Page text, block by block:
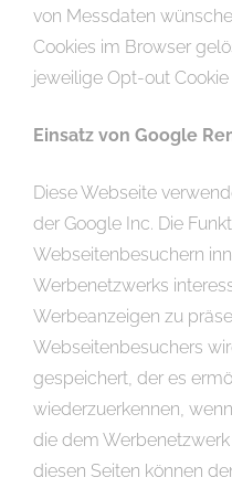
von Messdaten
Cookies im Browser
jeweilige Opt-out
Einsatz von Google
Diese Webseite
der Google Inc. Die
Webseitenbesuchern
Werbenetzwerks
Werbeanzeigen zu
Webseitenbesuchers
gespeichert, der es
wiederzuerkennen,
die dem
diesen Seiten können